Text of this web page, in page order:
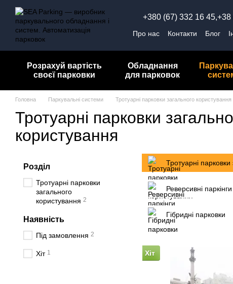
Перейти до основного контенту
+380 (67) 332 16 45,+38
Про нас Контакти Блог
Розрахуй вартість
своєї парковки
Обладнання
для парковок
Головна Паркувальні системи Тротуарні парковки загального користування
Тротуарні парковки
користування
Тротуарні
Реверсивні паркінги
Гібридні парковки
Хіт
Розділ
Тротуарні парковки
загального
користування 2
Наявність
Під замовлення 2
Хіт 1